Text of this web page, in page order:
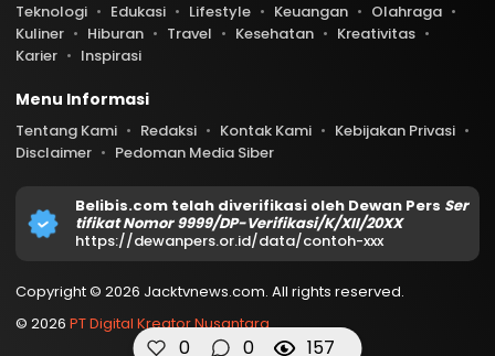
0 0 157
Teknologi Edukasi Lifestyle Keuangan
Olahraga
Kuliner
Hiburan Travel Kesehatan
Kreativitas
Karier
Inspirasi
Menu Informasi
Tentang Kami Redaksi Kontak Kami
Kebijakan Privasi
Disclaimer
Pedoman Media Siber
Belibis.com telah diverifikasi oleh Dewan Pers Ser
tifikat Nomor 9999/DP-Verifikasi/K/XII/20XX
https://dewanpers.or.id/data/contoh-xxx
Copyright © 2026 Jacktvnews.com. All rights reserved.
© 2026 PT Digital Kreator Nusantara